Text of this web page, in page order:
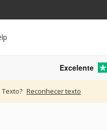
Excelente
Reconhecer texto